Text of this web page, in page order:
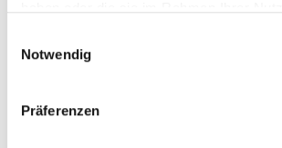
Notwendig
Präferenzen